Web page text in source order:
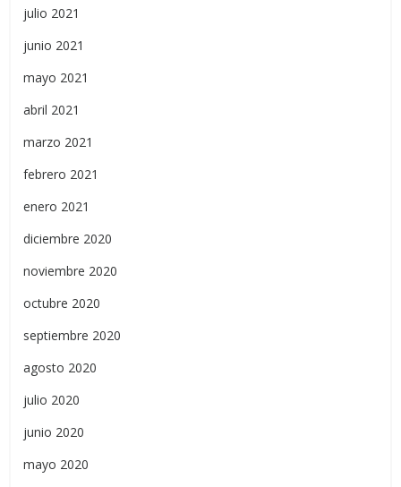
julio 2021
junio 2021
mayo 2021
abril 2021
marzo 2021
febrero 2021
enero 2021
diciembre 2020
noviembre 2020
octubre 2020
septiembre 2020
agosto 2020
julio 2020
junio 2020
mayo 2020